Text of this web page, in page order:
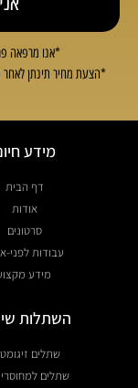
*אנו מרפאה
*הצעת מחיר תינתן לאחר
מידע
דף הבית
אודות
סרטונים
עבודות לפני-
מידע
השתלות
שתלים
שתלים